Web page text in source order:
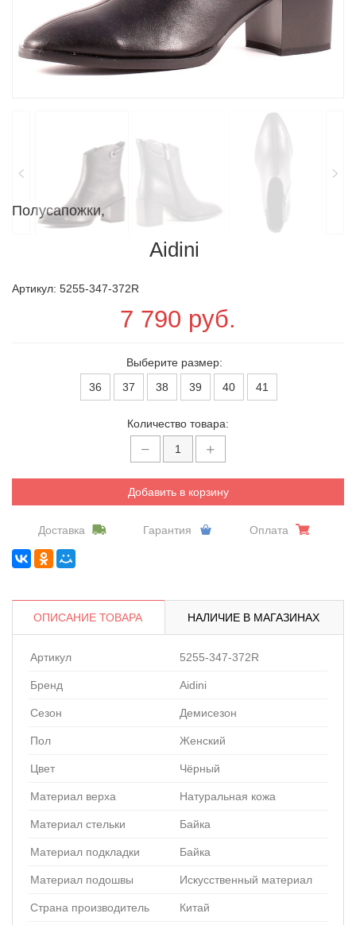
Полусапожки,
Aidini
Артикул: 5255-347-372R
7 790 руб.
Выберите размер:
36
37 38 39 40 41
Количество товара:
Добавить в корзину
Доставка Гарантия Оплата
ОПИСАНИЕ ТОВАРА НАЛИЧИЕ В МАГАЗИНАХ
Артикул 5255-347-372R
Бренд Aidini
Сезон Демисезон
Пол Женский
Цвет Чёрный
Материал верха Натуральная кожа
Материал стельки Байка
Материал подкладки Байка
Материал подошвы Искусственный материал
Страна производитель Китай